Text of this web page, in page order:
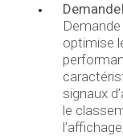
optimise
signaux
le